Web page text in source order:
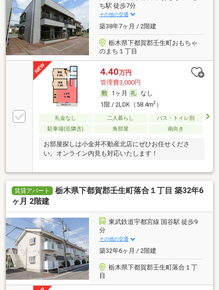
ち駅 徒歩7分
その他の交通
築38年7ヶ月 / 2階建
栃木県下都賀郡壬生町おもちゃ
のまち１丁目
4.40万円
管理費3,000円
1ヶ月
なし
1階 / 2LDK（58.4m2）
礼金なし 二人暮らし
バス・トイレ別
駐車場(近隣含)
角部屋 南向き
お部屋探しは小金井不動産北店にぜひお任せくださ
い。オンライン内見も対応いたします！
賃貸アパート
栃木県下都賀郡壬生町落合１丁目 築32年6
ヶ月 2階建
東武鉄道宇都宮線 国谷駅 徒歩9
分
その他の交通
築32年6ヶ月 / 2階建
栃木県下都賀郡壬生町落合１丁
目